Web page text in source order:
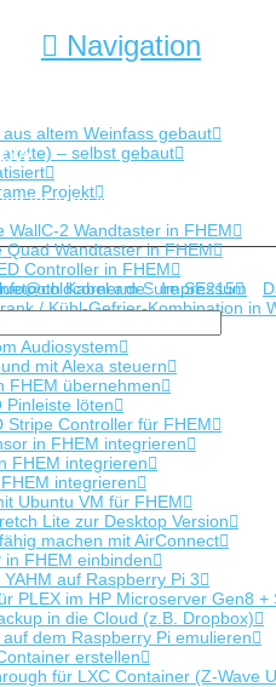
Navigation
altem Weinfass gebaut
– selbst gebaut
Projekt
WallC-2 Wandtaster in FHEM
Quad Wandtaster in FHEM
Controller in FHEM
Kabel am Sure SE215
/ Kühl-Gefrier-Kombination in
Audiosystem
mit Alexa steuern
FHEM übernehmen
Pinleiste löten
Stripe Controller für FHEM
in FHEM integrieren
FHEM integrieren
integrieren
Ubuntu VM für FHEM
Lite zur Desktop Version
machen mit AirConnect
in FHEM einbinden
auf Raspberry Pi 3
PLEX im HP Microserver Gen8
in die Cloud (z.B. Dropbox)
dem Raspberry Pi emulieren
erstellen
für LXC Container (Z-Wave
for is no longer here or
-Impressum